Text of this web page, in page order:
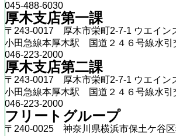
045-488-6030
厚木支店第一課
〒243-0017 厚木市栄町2-7-1 ウエイン
小田急線本厚木駅 国道２４６号線水引
046-223-2000
厚木支店第二課
〒243-0017 厚木市栄町2-7-1 ウエイン
小田急線本厚木駅 国道２４６号線水引
046-223-2000
フリートグループ
〒240-0025 神奈川県横浜市保土ケ谷区